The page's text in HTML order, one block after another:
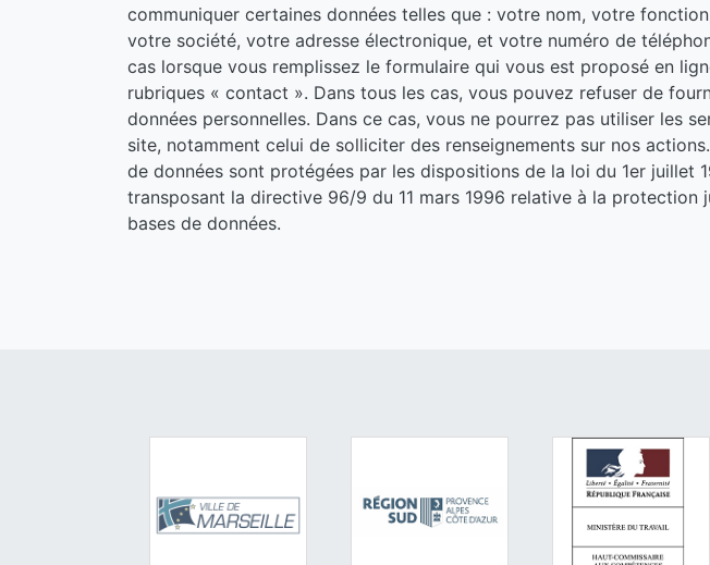
communiquer certaines données telles que : votre nom, votre
votre société, votre adresse électronique, et votre numéro de
cas lorsque vous remplissez le formulaire qui vous est proposé en
rubriques « contact ». Dans tous les cas, vous pouvez refuser de
données personnelles. Dans ce cas, vous ne pourrez pas utiliser les
site, notamment celui de solliciter des renseignements sur nos
de données sont protégées par les dispositions de la loi du 1er juillet
transposant la directive 96/9 du 11 mars 1996 relative à la protection
bases de données.